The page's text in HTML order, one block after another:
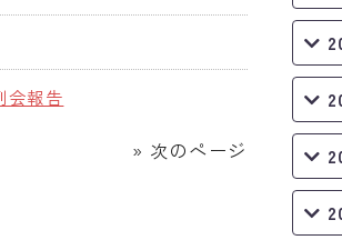
会報告
» 次のページ